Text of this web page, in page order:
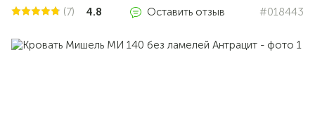
(7) 4.8 Оставить отзыв #018443